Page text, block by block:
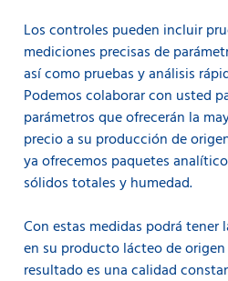
Los controles pueden incluir
mediciones precisas de
así como pruebas y análisis
Podemos colaborar con usted
parámetros que ofrecerán la
precio a su producción de
ya ofrecemos paquetes
sólidos totales y humedad.
Con estas medidas podrá tener
en su producto lácteo de origen
resultado es una calidad